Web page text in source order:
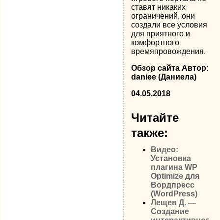
ставят никаких
ограничений, они
создали все условия
для приятного и
комфортного
времяпровождения.
Обзор сайта Автор:
daniee (Даниела)
04.05.2018
Читайте
также:
Видео:
Установка
плагина WP
Optimize для
Вордпресс
(WordPress)
Лещев Д. —
Создание